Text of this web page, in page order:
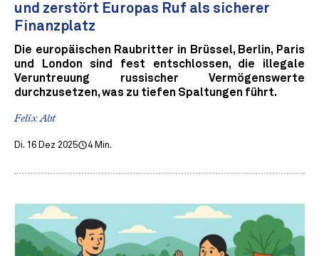
und zerstört Europas Ruf als sicherer
Finanzplatz
Die europäischen Raubritter in Brüssel, Berlin, Paris
und London sind fest entschlossen, die illegale
Veruntreuung russischer Vermögenswerte
durchzusetzen, was zu tiefen Spaltungen führt.
Felix Abt
Di. 16 Dez 2025 4 Min.